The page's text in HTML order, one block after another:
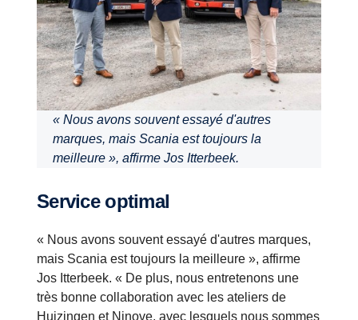
« Nous avons souvent essayé d'autres
marques, mais Scania est toujours la
meilleure », affirme Jos Itterbeek.
Service optimal
« Nous avons souvent essayé d'autres marques,
mais Scania est toujours la meilleure », affirme
Jos Itterbeek. « De plus, nous entretenons une
très bonne collaboration avec les ateliers de
Huizingen et Ninove, avec lesquels nous sommes